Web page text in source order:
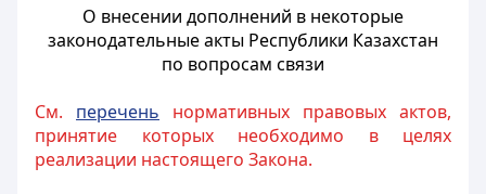
О внесении дополнений в некоторые
законодательные акты Республики Казахстан
по вопросам связи
См. перечень нормативных правовых актов,
принятие которых необходимо в целях
реализации настоящего Закона.